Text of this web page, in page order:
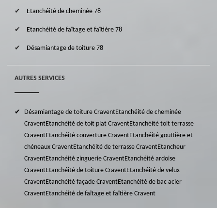
Etanchéité de cheminée 78
Etanchéité de faîtage et faîtière 78
Désamiantage de toiture 78
AUTRES SERVICES
Désamiantage de toiture CraventEtanchéité de cheminée
CraventEtanchéité de toit plat CraventEtanchéité toit terrasse
CraventEtanchéité couverture CraventEtanchéité gouttière et
chéneaux CraventEtanchéité de terrasse CraventEtancheur
CraventEtanchéité zinguerie CraventEtanchéité ardoise
CraventEtanchéité de toiture CraventEtanchéité de velux
CraventEtanchéité façade CraventEtanchéité de bac acier
CraventEtanchéité de faîtage et faîtière Cravent